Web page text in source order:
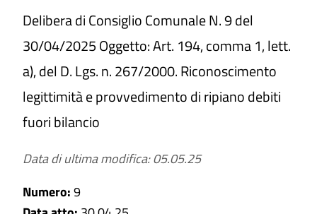
Delibera di Consiglio Comunale N. 9 del
30/04/2025 Oggetto: Art. 194, comma 1, lett.
a), del D. Lgs. n. 267/2000. Riconoscimento
legittimità e provvedimento di ripiano debiti
fuori bilancio
Data di ultima modifica: 05.05.25
Numero:9